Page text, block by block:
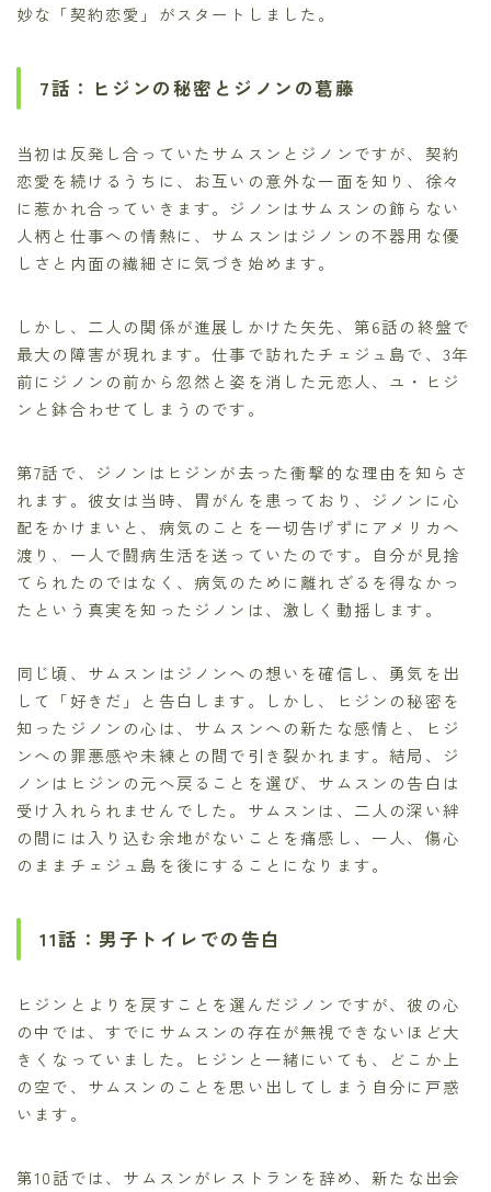
妙な「契約恋愛」がスタートしました。
7話：ヒジンの秘密とジノンの葛藤
当初は反発し合っていたサムスンとジノンですが、契約
恋愛を続けるうちに、お互いの意外な一面を知り、徐々
に惹かれ合っていきます。ジノンはサムスンの飾らない
人柄と仕事への情熱に、サムスンはジノンの不器用な優
しさと内面の繊細さに気づき始めます。
しかし、二人の関係が進展しかけた矢先、第6話の終盤で
最大の障害が現れます。仕事で訪れたチェジュ島で、3年
前にジノンの前から忽然と姿を消した元恋人、ユ・ヒジ
ンと鉢合わせてしまうのです。
第7話で、ジノンはヒジンが去った衝撃的な理由を知らさ
れます。彼女は当時、胃がんを患っており、ジノンに心
配をかけまいと、病気のことを一切告げずにアメリカへ
渡り、一人で闘病生活を送っていたのです。自分が見捨
てられたのではなく、病気のために離れざるを得なかっ
たという真実を知ったジノンは、激しく動揺します。
同じ頃、サムスンはジノンへの想いを確信し、勇気を出
して「好きだ」と告白します。しかし、ヒジンの秘密を
知ったジノンの心は、サムスンへの新たな感情と、ヒジ
ンへの罪悪感や未練との間で引き裂かれます。結局、ジ
ノンはヒジンの元へ戻ることを選び、サムスンの告白は
受け入れられませんでした。サムスンは、二人の深い絆
の間には入り込む余地がないことを痛感し、一人、傷心
のままチェジュ島を後にすることになります。
11話：男子トイレでの告白
ヒジンとよりを戻すことを選んだジノンですが、彼の心
の中では、すでにサムスンの存在が無視できないほど大
きくなっていました。ヒジンと一緒にいても、どこか上
の空で、サムスンのことを思い出してしまう自分に戸惑
います。
第10話では、サムスンがレストランを辞め、新たな出会